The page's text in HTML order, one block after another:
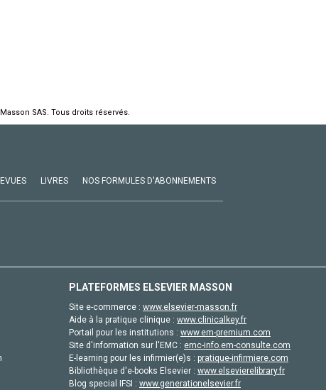
SAS. Tous droits réservés.
LIVRES NOS FORMULES D'ABONNEMENTS
PLATEFORMES ELSEVIER MASSON
Site e-commerce : www.elsevier-masson.fr
Aide à la pratique clinique : www.clinicalkey.fr
Portail pour les institutions : www.em-premium.com
Site d'information sur l'EMC : emc-info.em-consulte.com
E-learning pour les infirmier(e)s : pratique-infirmiere.com
Bibliothèque d'e-books Elsevier : www.elsevierelibrary.fr
Blog special IFSI : www.generationelsevier.fr